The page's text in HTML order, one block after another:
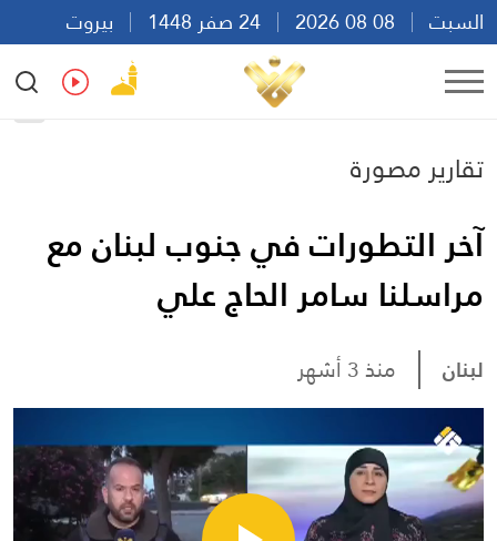
السبت
بيروت
16:19
Ar
تقارير مصورة
آخر التطورات في جنوب لبنان مع
مراسلنا سامر الحاج علي
لبنان منذ 3 أشهر